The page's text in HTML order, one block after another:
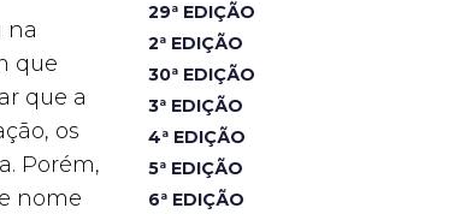
na
que
que a
os
Porém,
nome
29ª EDIÇÃO
2ª EDIÇÃO
30ª EDIÇÃO
3ª EDIÇÃO
4ª EDIÇÃO
5ª EDIÇÃO
6ª EDIÇÃO